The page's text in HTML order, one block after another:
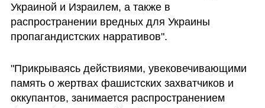
Украиной и Израилем, а также в
распространении вредных для Украины
пропагандистских нарративов".
"Прикрываясь действиями, увековечивающими
память о жертвах фашистских захватчиков и
оккупантов, занимается распространением